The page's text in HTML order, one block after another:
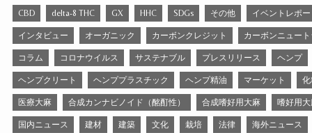
CBD delta-8 THC GX HHC SDGs その他 イベントレポ
インタビュー オーガニック カーボンクレジット カーボンニュー
コラム コロナウイルス サステナブル プレスリリース ヘンプ
ヘンプクリート ヘンププラスチック ヘンプ精油 マーケット
医療大麻 合成カンナビノイド（酩酊性） 合成嗜好用大麻 嗜好用
国内ニュース 建材 建築 文化 栽培 法律 海外ニュース